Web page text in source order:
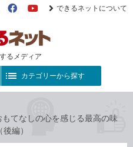
るメディア
X（旧
FacebookYouTube
できるネットについて
カテゴリーから探す
もてなしの心を感じる最高の味
編）